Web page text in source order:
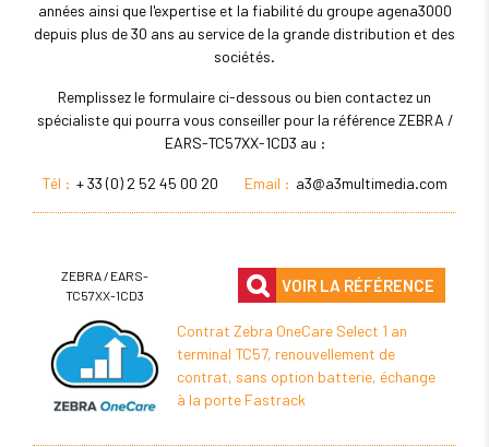
années ainsi que l'expertise et la fiabilité du groupe agena3000
depuis plus de 30 ans au service de la grande distribution et des
sociétés.
Remplissez le formulaire ci-dessous ou bien contactez un
spécialiste qui pourra vous conseiller pour la référence ZEBRA /
EARS-TC57XX-1CD3 au :
Tél : + 33 (0) 2 52 45 00 20 Email : a3@a3multimedia.com
ZEBRA / EARS-
TC57XX-1CD3
VOIR LA RÉFÉRENCE
Contrat Zebra OneCare Select 1 an
terminal TC57, renouvellement de
contrat, sans option batterie, échange
à la porte Fastrack